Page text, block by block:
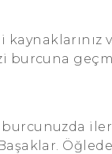
burcuna
burcunuzda